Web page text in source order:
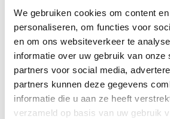
We gebruiken cookies om content
personaliseren, om functies voor
en om ons websiteverkeer te
informatie over uw gebruik van onze
partners voor social media,
partners kunnen deze gegevens
informatie die u aan ze heeft
verzameld op basis van uw gebruik
Bij inschrijving gaat u akkoord met ons
Aanvullingen
Vul deze informatie aan of geef een